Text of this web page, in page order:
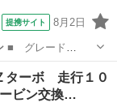
提携サイト 8月2日
■ グレード
ターボ 走行１０
ビン交換…